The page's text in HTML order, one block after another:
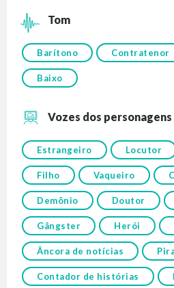
Tom
Barítono Contratenor
Baixo
Vozes dos personagens
Estrangeiro Locutor
Filho Vaqueiro
Demônio Doutor
Gângster Herói
Âncora de notícias
Contador de histórias